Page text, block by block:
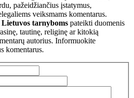
pažeidžiančius įstatymus,
veiksmams komentarus.
Lietuvos tarnyboms pateikti duomenis
tautinę, religinę ar kitokią
autorius. Informuokite
komentarus.